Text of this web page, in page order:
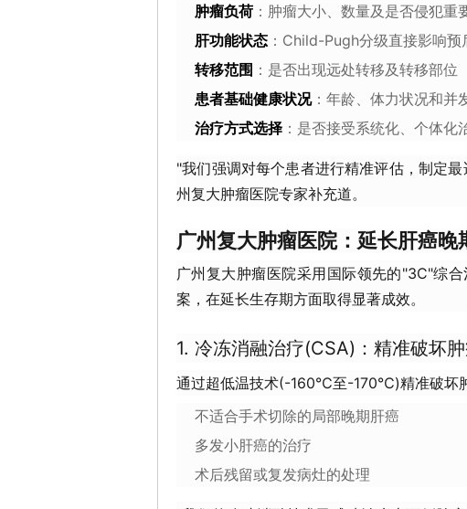
肿瘤负荷 ：肿瘤大小、数量及是否侵犯重
肝功能状态 ：Child-Pugh分级直接影响预
转移范围 ：是否出现远处转移及转移部位
患者基础健康状况：年龄、体力状况和并
治疗方式选择 ：是否接受系统化、个体化
"我们强调对每个患者进行精准评估，制定
州复大肿瘤医院专家补充道。
广州复大肿瘤医院：延长肝癌晚
广州复大肿瘤医院采用国际领先的"3C"综
案，在延长生存期方面取得显著成效。
1. 冷冻消融治疗(CSA)：精准破坏
通过超低温技术(-160℃至-170℃)精准破坏
不适合手术切除的局部晚期肝癌
多发小肝癌的治疗
术后残留或复发病灶的处理